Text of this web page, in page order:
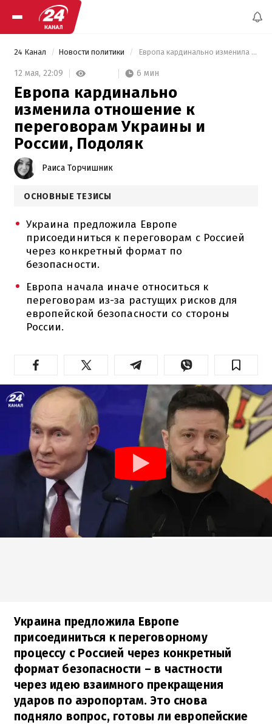
24 Канал Новости политики Европа кардинально изменила отношение к переговорам Украины и России, Подоляк
12 мая, 22:09 6 мин
Европа кардинально
изменила отношение к
переговорам Украины и
России, Подоляк
Раиса Торчишник
ОСНОВНЫЕ ТЕЗИСЫ
Украина предложила Европе
присоединиться к переговорам с Россией
через конкретный формат по
безопасности.
Европа начала иначе относиться к
переговорам из-за растущих рисков для
европейской безопасности со стороны
России.
Украина предложила Европе
присоединиться к переговорному
процессу с Россией через конкретный
формат безопасности – в частности
через идею взаимного прекращения
ударов по аэропортам. Это снова
подняло вопрос, готовы ли европейские